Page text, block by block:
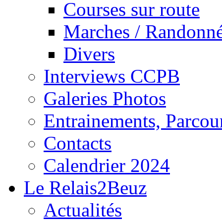
Courses sur route
Marches /
Divers
Interviews CCPB
Galeries Photos
Entrainements,
Contacts
Calendrier 2024
Le Relais2Beuz
Actualités